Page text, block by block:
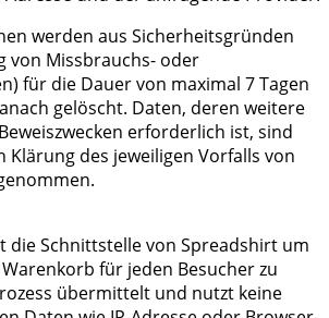
werden aus Sicherheitsgründen
von Missbrauchs- oder
für die Dauer von maximal 7 Tagen
gelöscht. Daten, deren weitere
erforderlich ist, sind
Klärung des jeweiligen Vorfalls von
die Schnittstelle von Spreadshirt um
für jeden Besucher zu
übermittelt und nutzt keine